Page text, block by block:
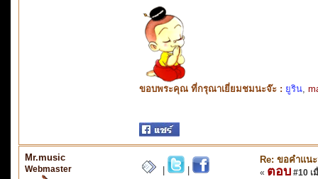
ขอบพระคุณ ที่กรุณาเยี่ยมชมนะจ๊ะ : ยูริน
Mr.music
Webmaster
Re: ขอคำแน
« ตอบ #10 เ